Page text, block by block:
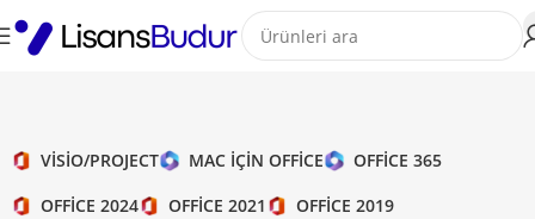
VISIO/PROJECT MAC IÇIN OFFICE
OFFICE 365
OFFICE 2024
OFFICE 2021
OFFICE 2019